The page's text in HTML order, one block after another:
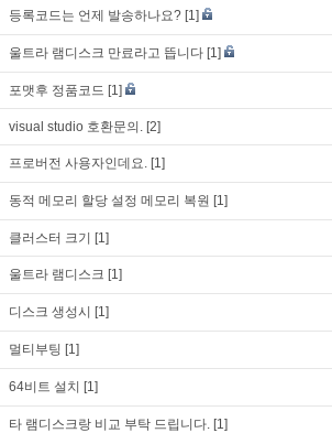
등록코드는 언제 발송하나요? [1]
울트라 램디스크 만료라고 뜹니다 [1]
포맷후 정품코드 [1]
visual studio 호환문의. [2]
프로버전 사용자인데요. [1]
동적 메모리 할당 설정 메모리 복원 [1]
클러스터 크기 [1]
울트라 램디스크 [1]
디스크 생성시 [1]
멀티부팅 [1]
64비트 설치 [1]
타 램디스크랑 비교 부탁 드립니다. [1]